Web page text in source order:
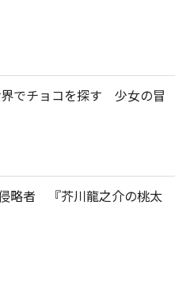
でチョコを探す 少女の冒
略者 『芥川龍之介の桃太